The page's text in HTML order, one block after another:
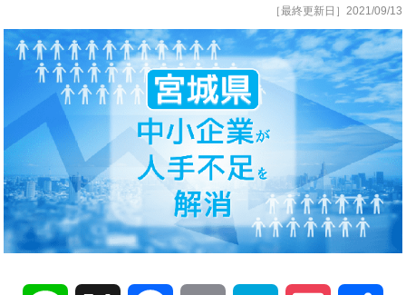
［最終更新日］2021/09/13